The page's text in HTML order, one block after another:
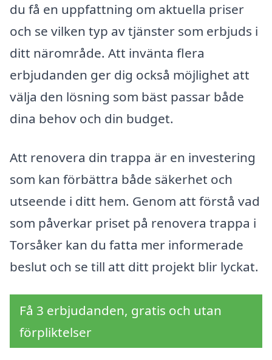
du få en uppfattning om aktuella priser
och se vilken typ av tjänster som erbjuds i
ditt närområde. Att invänta flera
erbjudanden ger dig också möjlighet att
välja den lösning som bäst passar både
dina behov och din budget.
Att renovera din trappa är en investering
som kan förbättra både säkerhet och
utseende i ditt hem. Genom att förstå vad
som påverkar priset på renovera trappa i
Torsåker kan du fatta mer informerade
beslut och se till att ditt projekt blir lyckat.
Få 3 erbjudanden, gratis och utan
förpliktelser